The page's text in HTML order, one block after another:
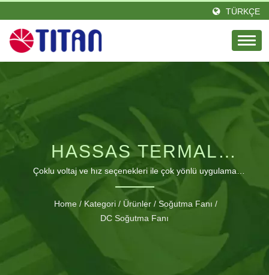
TÜRKÇE
HASSAS TERMAL
YÖNETIM IÇIN ULTRA
INCE 30MM DC
SOĞUTMA FANI.
Çoklu voltaj ve hız seçenekleri ile çok yönlü uygulama
entegrasyonu için kompakt 30mm x 30mm x 7mm tasarım.
Home / Kategori / Ürünler / Soğutma Fanı /
DC Soğutma Fanı